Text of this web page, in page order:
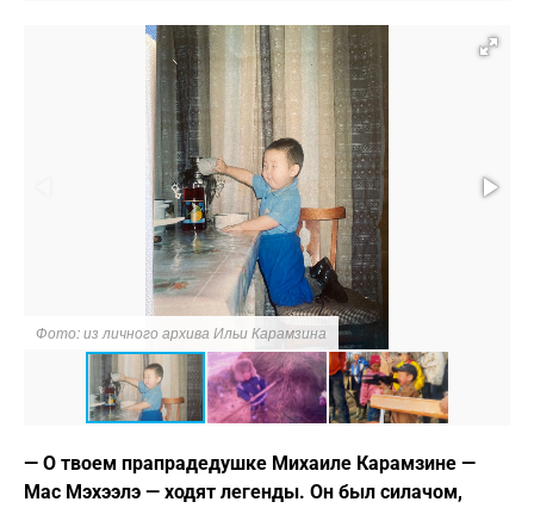
Фото: из личного архива Ильи Карамзина
— О твоем прапрадедушке Михаиле Карамзине —
Мас Мэхээлэ — ходят легенды. Он был силачом,